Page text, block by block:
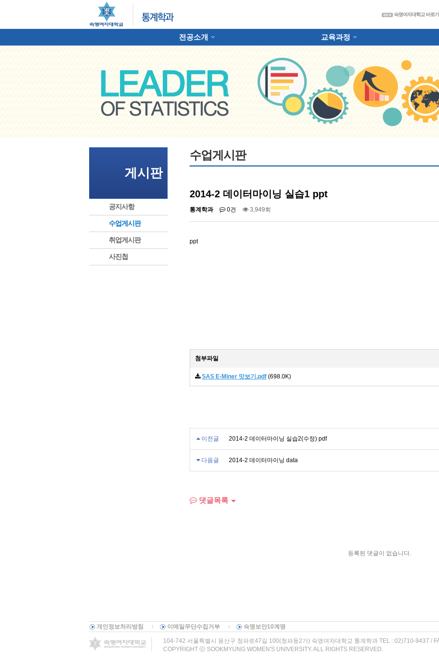
숙명여자대학교 바로가
전공소개 교육과정
게시판
공지사항
수업게시판
취업게시판
사진첩
수업게시판
2014-2 데이터마이닝 실습1 ppt
통계학과 0건 3,949회
ppt
첨부파일
SAS E-Miner 맛보기.pdf (698.0K)
이전글 2014-2 데이터마이닝 실습2(수정) pdf
다음글 2014-2 데이터마이닝 data
댓글목록
등록된 댓글이 없습니다.
개인정보처리방침 이메일무단수집거부 숙명보안10계명
104-742 서울특별시 용산구 청파로47길 100(청파동2가) 숙명여자대학교 통계학과 TEL : 02)710-9437 /
COPYRIGHT ⓒ SOOKMYUNG WOMEN'S UNIVERSITY. ALL RIGHTS RESERVED.